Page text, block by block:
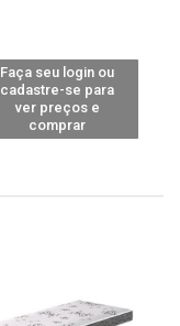
Faça seu login ou
cadastre-se para
ver preços e
comprar